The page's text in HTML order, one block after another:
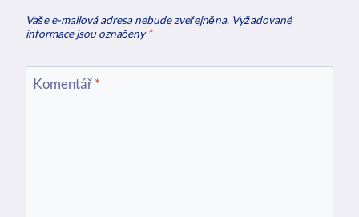
Vaše e-mailová adresa nebude zveřejněna. Vyžadované
informace jsou označeny*
Komentář*